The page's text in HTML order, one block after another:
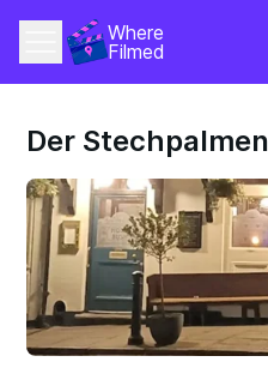
Where
Filmed
Der